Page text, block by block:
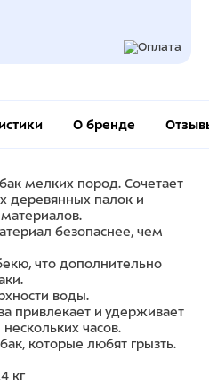
О бренде
мелких пород. Сочетает
деревянных палок и
материалов.
безопаснее, чем
что дополнительно
воды.
привлекает и удерживает
часов.
которые любят грызть.
кг